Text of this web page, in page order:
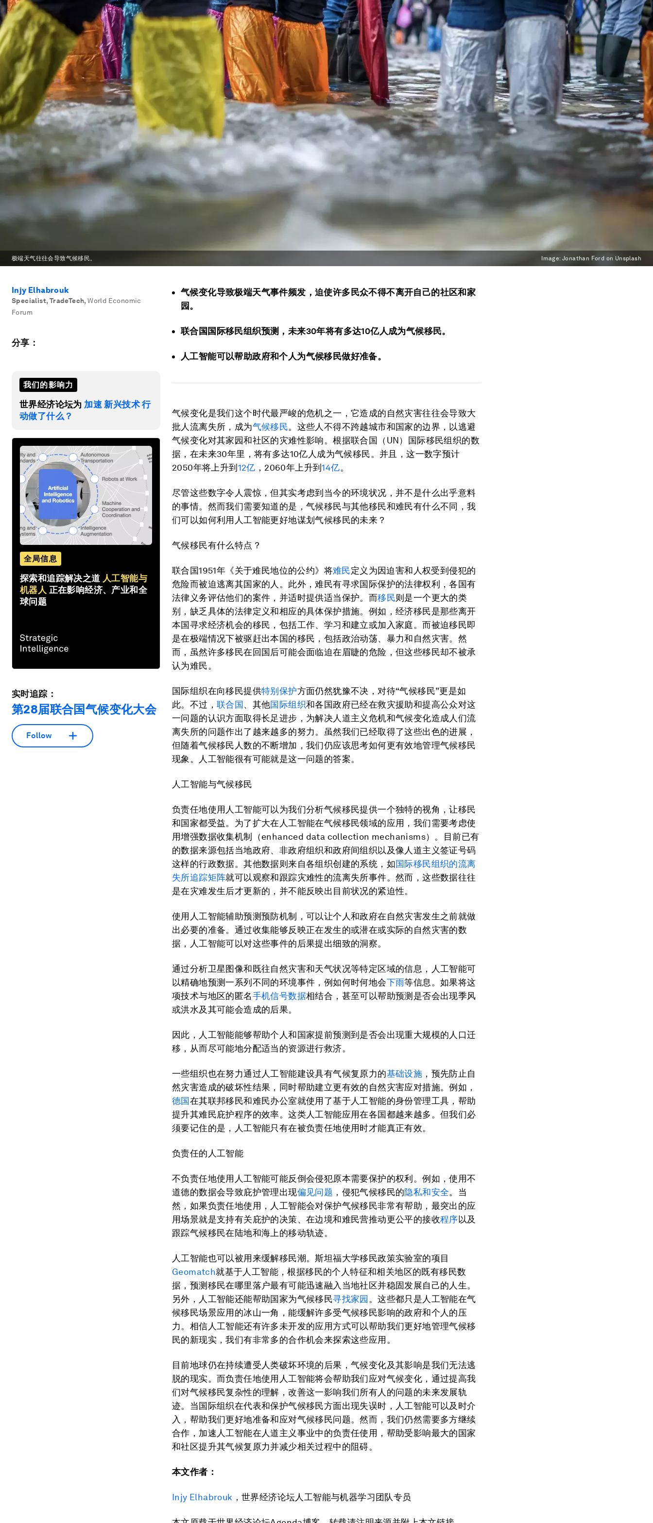
极端天气往往会导致气候移民。 Image: Jonathan Ford on Unsplash
Injy Elhabrouk
Specialist, TradeTech, World Economic
Forum
分享：
我们的影响力
世界经济论坛为 加速 新兴技术 行
动做了什么？
全局信息
探索和追踪解决之道 人工智能与
机器人 正在影响经济、产业和全
球问题
实时追踪：
第28届联合国气候变化大会
Follow
气候变化导致极端天气事件频发，迫使许多民众不得不离开自己的社区和家
园。
联合国国际移民组织预测，未来30年将有多达10亿人成为气候移民。
人工智能可以帮助政府和个人为气候移民做好准备。
气候变化是我们这个时代最严峻的危机之一，它造成的自然灾害往往会导致大
批人流离失所，成为气候移民。这些人不得不跨越城市和国家的边界，以逃避
气候变化对其家园和社区的灾难性影响。根据联合国（UN）国际移民组织的数
据，在未来30年里，将有多达10亿人成为气候移民。并且，这一数字预计
2050年将上升到 12亿 ，2060年上升到14亿。
尽管这些数字令人震惊，但其实考虑到当今的环境状况，并不是什么出乎意料
的事情。然而我们需要知道的是，气候移民与其他移民和难民有什么不同，我
们可以如何利用人工智能更好地谋划气候移民的未来？
气候移民有什么特点？
联合国1951年《关于难民地位的公约》将难民定义为因迫害和人权受到侵犯的
危险而被迫逃离其国家的人。此外，难民有寻求国际保护的法律权利，各国有
法律义务评估他们的案件，并适时提供适当保护。而移民则是一个更大的类
别，缺乏具体的法律定义和相应的具体保护措施。例如，经济移民是那些离开
本国寻求经济机会的移民，包括工作、学习和建立或加入家庭。而被迫移民即
是在极端情况下被驱赶出本国的移民，包括政治动荡、暴力和自然灾害。然
而，虽然许多移民在回国后可能会面临迫在眉睫的危险，但这些移民却不被承
认为难民。
国际组织在向移民提供特别保护方面仍然犹豫不决，对待“气候移民”更是如
此。不过， 联合国 、其他国际组织和各国政府已经在救灾援助和提高公众对这
一问题的认识方面取得长足进步，为解决人道主义危机和气候变化造成人们流
离失所的问题作出了越来越多的努力。虽然我们已经取得了这些出色的进展，
但随着气候移民人数的不断增加，我们仍应该思考如何更有效地管理气候移民
现象。人工智能很有可能就是这一问题的答案。
人工智能与气候移民
负责任地使用人工智能可以为我们分析气候移民提供一个独特的视角，让移民
和国家都受益。为了扩大在人工智能在气候移民领域的应用，我们需要考虑使
用增强数据收集机制（enhanced data collection mechanisms）。目前已有
的数据来源包括当地政府、非政府组织和政府间组织以及像人道主义签证号码
这样的行政数据。其他数据则来自各组织创建的系统，如国际移民组织的流离
失所追踪矩阵就可以观察和跟踪灾难性的流离失所事件。然而，这些数据往往
是在灾难发生后才更新的，并不能反映出目前状况的紧迫性。
使用人工智能辅助预测预防机制，可以让个人和政府在自然灾害发生之前就做
出必要的准备。通过收集能够反映正在发生的或潜在或实际的自然灾害的数
据，人工智能可以对这些事件的后果提出细致的洞察。
通过分析卫星图像和既往自然灾害和天气状况等特定区域的信息，人工智能可
以精确地预测一系列不同的环境事件，例如何时何地会下雨等信息。如果将这
项技术与地区的匿名手机信号数据相结合，甚至可以帮助预测是否会出现季风
或洪水及其可能会造成的后果。
因此，人工智能能够帮助个人和国家提前预测到是否会出现重大规模的人口迁
移，从而尽可能地分配适当的资源进行救济。
一些组织也在努力通过人工智能建设具有气候复原力的基础设施 ，预先防止自
然灾害造成的破坏性结果，同时帮助建立更有效的自然灾害应对措施。例如，
德国在其联邦移民和难民办公室就使用了基于人工智能的身份管理工具，帮助
提升其难民庇护程序的效率。这类人工智能应用在各国都越来越多。但我们必
须要记住的是，人工智能只有在被负责任地使用时才能真正有效。
负责任的人工智能
不负责任地使用人工智能可能反倒会侵犯原本需要保护的权利。例如，使用不
道德的数据会导致庇护管理出现偏见问题 ，侵犯气候移民的隐私和安全。当
然，如果负责任地使用，人工智能会对保护气候移民非常有帮助，最突出的应
用场景就是支持有关庇护的决策、在边境和难民营推动更公平的接收程序以及
跟踪气候移民在陆地和海上的移动轨迹。
人工智能也可以被用来缓解移民潮。斯坦福大学移民政策实验室的项目
Geomatch就基于人工智能，根据移民的个人特征和相关地区的既有移民数
据，预测移民在哪里落户最有可能迅速融入当地社区并稳固发展自己的人生。
另外，人工智能还能帮助国家为气候移民寻找家园 。这些都只是人工智能在气
候移民场景应用的冰山一角，能缓解许多受气候移民影响的政府和个人的压
力。相信人工智能还有许多未开发的应用方式可以帮助我们更好地管理气候移
民的新现实，我们有非常多的合作机会来探索这些应用。
目前地球仍在持续遭受人类破坏环境的后果，气候变化及其影响是我们无法逃
脱的现实。而负责任地使用人工智能将会帮助我们应对气候变化，通过提高我
们对气候移民复杂性的理解，改善这一影响我们所有人的问题的未来发展轨
迹。当国际组织在代表和保护气候移民方面出现失误时，人工智能可以及时介
入，帮助我们更好地准备和应对气候移民问题。然而，我们仍然需要多方继续
合作，加速人工智能在人道主义事业中的负责任使用，帮助受影响最大的国家
和社区提升其气候复原力并减少相关过程中的阻碍。
本文作者：
Injy Elhabrouk ，世界经济论坛人工智能与机器学习团队专员